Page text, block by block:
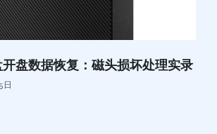
盘数据恢复：磁头损坏处理实录
日